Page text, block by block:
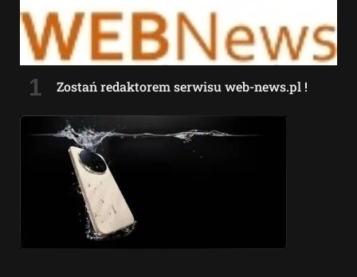
Zostań redaktorem serwisu web-news.pl !